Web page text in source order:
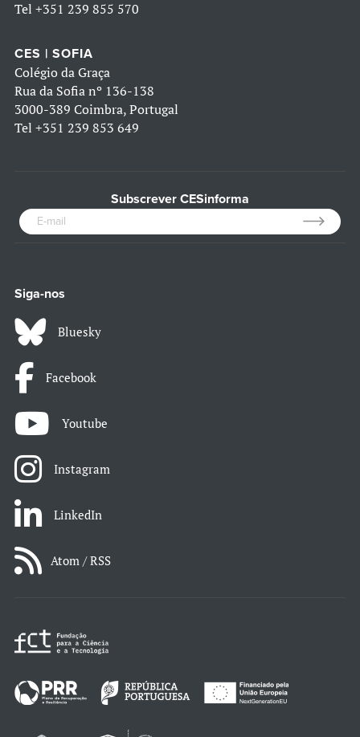
Tel +351 239 855 570
CES | SOFIA
Colégio da Graça
Rua da Sofia nº 136-138
3000-389 Coimbra, Portugal
Tel +351 239 853 649
Subscrever CESinforma
Siga-nos
Bluesky
Facebook
Youtube
Instagram
LinkedIn
Atom / RSS